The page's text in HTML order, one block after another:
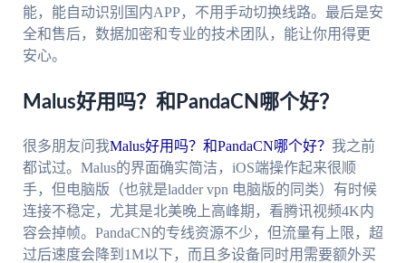
能，能自动识别国内APP，不用手动切换线路。最后是安
全和售后，数据加密和专业的技术团队，能让你用得更
安心。
Malus好用吗？和PandaCN哪个好？
很多朋友问我Malus好用吗？和PandaCN哪个好？ 我之前
都试过。Malus的界面确实简洁，iOS端操作起来很顺
手，但电脑版（也就是ladder vpn 电脑版的同类）有时候
连接不稳定，尤其是北美晚上高峰期，看腾讯视频4K内
容会掉帧。PandaCN的专线资源不少，但流量有上限，超
过后速度会降到1M以下，而且多设备同时用需要额外买